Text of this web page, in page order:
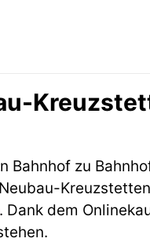
Bahnhof zu
. Dank dem